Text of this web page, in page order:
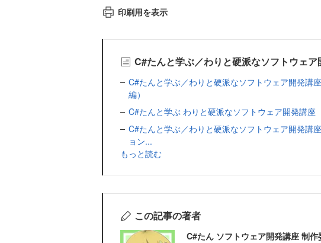
印刷用を表示
C#たんと学ぶ／わりと硬派なソフトウェ
C#たんと学ぶ／わりと硬派なソフトウェア開発
編）
C#たんと学ぶ わりと硬派なソフトウェア開発講
C#たんと学ぶ／わりと硬派なソフトウェア開発
ョン...
もっと読む
この記事の著者
C#たん ソフトウェア開発講座 制作